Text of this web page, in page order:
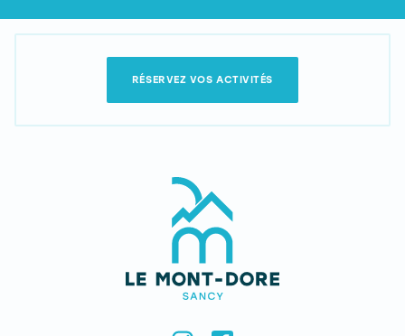
RÉSERVEZ VOS ACTIVITÉS